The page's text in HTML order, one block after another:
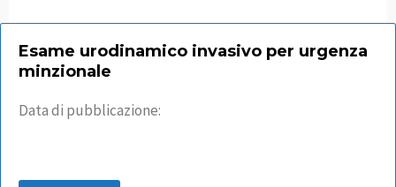
Esame urodinamico invasivo per urgenza
minzionale
Data di pubblicazione: